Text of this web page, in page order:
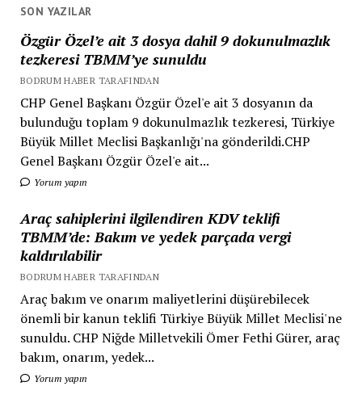
SON YAZILAR
Özgür Özel’e ait 3 dosya dahil 9 dokunulmazlık
tezkeresi TBMM’ye sunuldu
BODRUM HABER TARAFINDAN
CHP Genel Başkanı Özgür Özel'e ait 3 dosyanın da
bulunduğu toplam 9 dokunulmazlık tezkeresi, Türkiye
Büyük Millet Meclisi Başkanlığı'na gönderildi.CHP
Genel Başkanı Özgür Özel'e ait...
Yorum yapın
Araç sahiplerini ilgilendiren KDV teklifi
TBMM’de: Bakım ve yedek parçada vergi
kaldırılabilir
BODRUM HABER TARAFINDAN
Araç bakım ve onarım maliyetlerini düşürebilecek
önemli bir kanun teklifi Türkiye Büyük Millet Meclisi'ne
sunuldu. CHP Niğde Milletvekili Ömer Fethi Gürer, araç
bakım, onarım, yedek...
Yorum yapın